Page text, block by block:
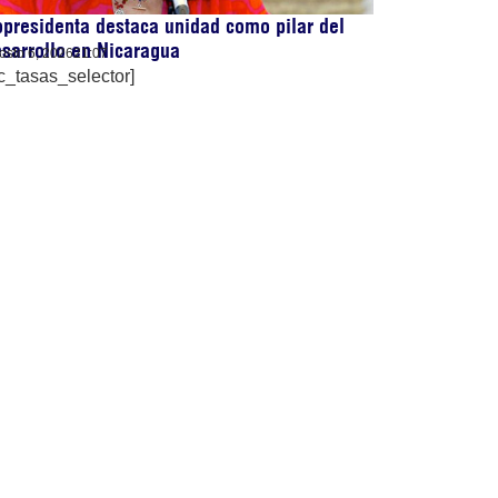
destaca unidad como pilar del
en Nicaragua
6, 202621:07